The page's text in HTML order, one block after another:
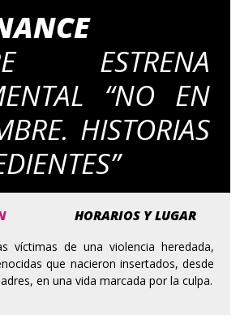
ESTRENA
“NO EN
HISTORIAS
HORARIOS Y LUGAR
víctimas de una violencia heredada,
que nacieron insertados, desde
en una vida marcada por la culpa.